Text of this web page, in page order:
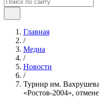
Главная
/
Медиа
/
Новости
/
Турнир им.
«Ростов-2004»,